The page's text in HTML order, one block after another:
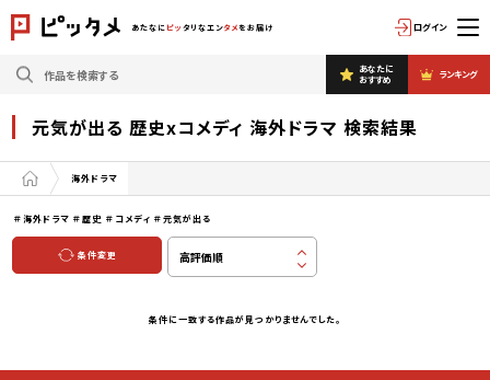
あたなに ピッ タリなエンタメをお届け ログイン
あなたに
おすすめ
ランキング
元気が出る 歴史xコメディ 海外ドラマ 検索結果
海外ドラマ
＃海外ドラマ ＃歴史 ＃コメディ ＃元気が出る
条件変更
条件に一致する作品が見つかりませんでした。